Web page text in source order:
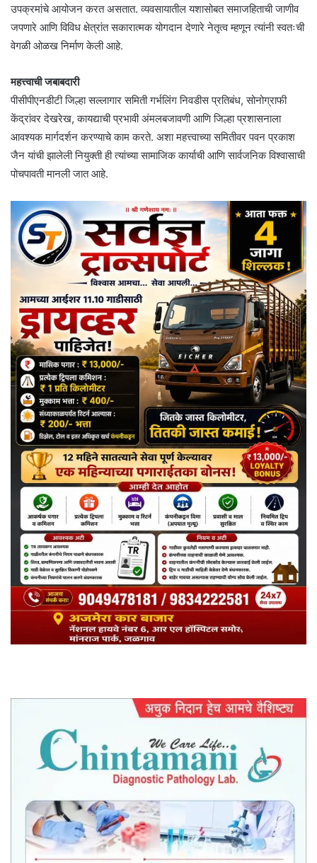
उपक्रमांचे आयोजन करत असतात. व्यवसायातील यशासोबत समाजहिताची जाणीव
जपणारे आणि विविध क्षेत्रांत सकारात्मक योगदान देणारे नेतृत्व म्हणून त्यांनी स्वतःची
वेगळी ओळख निर्माण केली आहे.
महत्त्वाची जबाबदारी
पीसीपीएनडीटी जिल्हा सल्लागार समिती गर्भलिंग निवडीस प्रतिबंध, सोनोग्राफी
केंद्रांवर देखरेख, कायद्याची प्रभावी अंमलबजावणी आणि जिल्हा प्रशासनाला
आवश्यक मार्गदर्शन करण्याचे काम करते. अशा महत्त्वाच्या समितीवर पवन प्रकाश
जैन यांची झालेली नियुक्ती ही त्यांच्या सामाजिक कार्याची आणि सार्वजनिक विश्वासाची
पोचपावती मानली जात आहे.